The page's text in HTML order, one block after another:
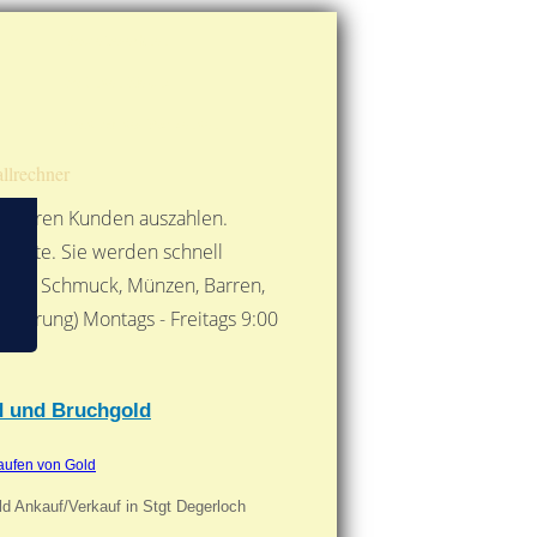
Kunden auszahlen.
Sie werden schnell
Schmuck, Münzen, Barren,
Montags - Freitags 9:00
und Bruchgold
von Gold
Ankauf/Verkauf in Stgt Degerloch